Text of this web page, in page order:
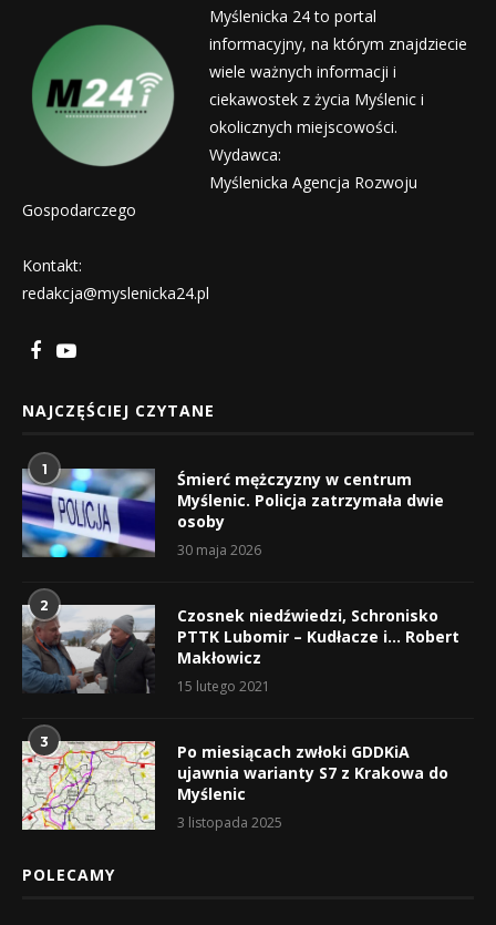
Myślenicka 24 to portal
informacyjny, na którym znajdziecie
wiele ważnych informacji i
ciekawostek z życia Myślenic i
okolicznych miejscowości.
Wydawca:
Myślenicka Agencja Rozwoju
Gospodarczego
Kontakt:
redakcja@myslenicka24.pl
NAJCZĘŚCIEJ CZYTANE
1
Śmierć mężczyzny w centrum
Myślenic. Policja zatrzymała dwie
osoby
30 maja 2026
2
Czosnek niedźwiedzi, Schronisko
PTTK Lubomir – Kudłacze i… Robert
Makłowicz
15 lutego 2021
3
Po miesiącach zwłoki GDDKiA
ujawnia warianty S7 z Krakowa do
Myślenic
3 listopada 2025
POLECAMY